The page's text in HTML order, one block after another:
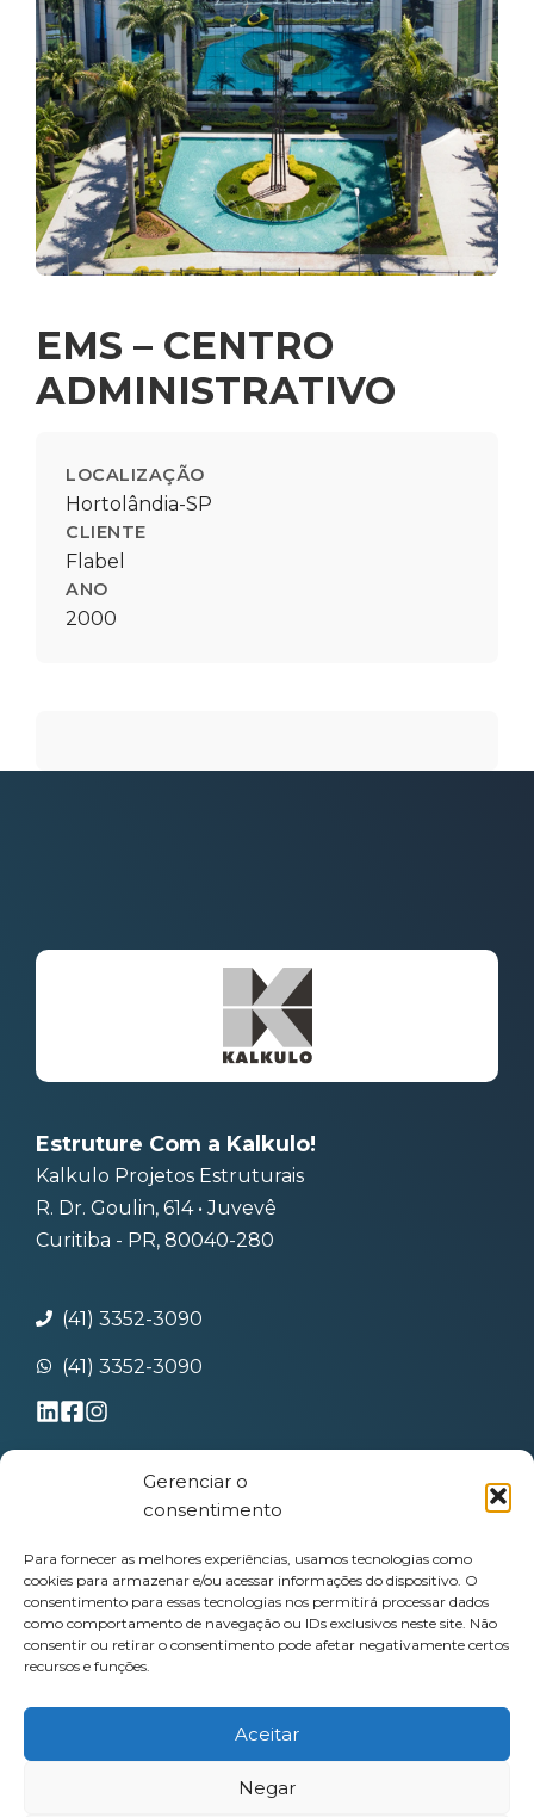
Gerenciar o
consentimento
Para fornecer as melhores experiências, usamos tecnologias como
cookies para armazenar e/ou acessar informações do dispositivo. O
consentimento para essas tecnologias nos permitirá processar dados
como comportamento de navegação ou IDs exclusivos neste site. Não
consentir ou retirar o consentimento pode afetar negativamente certos
recursos e funções.
Aceitar
Negar
EMS – CENTRO
ADMINISTRATIVO
LOCALIZAÇÃO
Hortolândia-SP
CLIENTE
Flabel
ANO
2000
Estruture Com a Kalkulo!
Kalkulo Projetos Estruturais
R. Dr. Goulin, 614 • Juvevê
Curitiba - PR, 80040-280
(41) 3352-3090
(41) 3352-3090
Termos de uso
Política de Privacidade
Contato
© Copyright 2025 Kalkulo Projetos
Estruturais • Todos os direitos
reservados